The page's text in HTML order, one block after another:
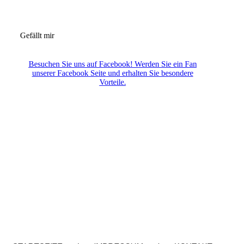
Gefällt mir
Besuchen Sie uns auf Facebook! Werden Sie ein Fan
unserer Facebook Seite und erhalten Sie besondere
Vorteile.